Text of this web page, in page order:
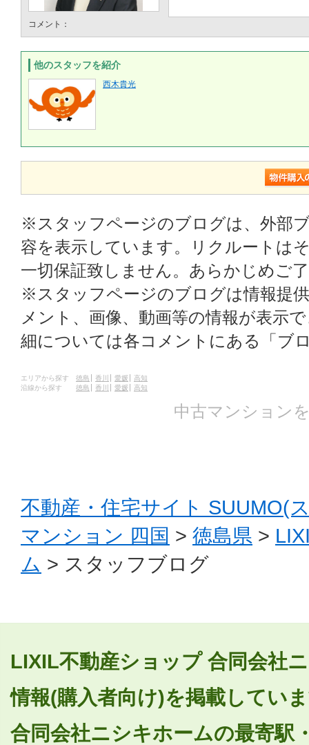
コメント：
他のスタッフを紹介
西木貴光
※スタッフページのブログは、外部
容を表示しています。リクルートは
一切保証致しません。あらかじめご
※スタッフページのブログは情報提
メント、画像、動画等の情報が表示
細については各コメントにある「ブ
エリアから探す 徳島 香川 愛媛
高知
沿線から探す
徳島 香川 愛媛 高知
中古マンション
不動産・住宅サイト SUUMO(
マンション 四国 > 徳島県 >
ム > スタッフブログ
LIXIL不動産ショップ 合同会社
情報(購入者向け)を掲載してい
合同会社ニシキホームの最寄駅